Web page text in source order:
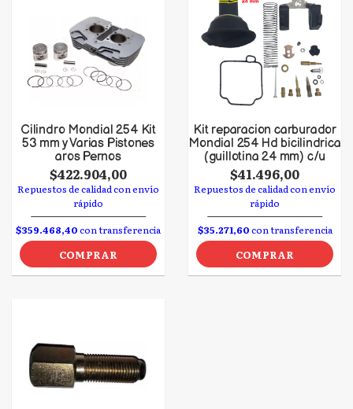
Cilindro Mondial 254 Kit
53 mm y Varias Pistones
aros Pernos
$422.904,00
Repuestos de calidad con envío
rápido
$359.468,40con transferencia
COMPRAR
Kit reparacion carburador
Mondial 254 Hd bicilindrica
(guillotina 24 mm) c/u
$41.496,00
Repuestos de calidad con envío
rápido
$35.271,60con transferencia
COMPRAR